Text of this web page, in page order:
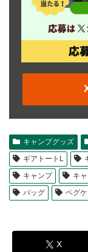
キャンプグッズ
ギアトートL
キャンプ
キ
バッグ
ペグ
X